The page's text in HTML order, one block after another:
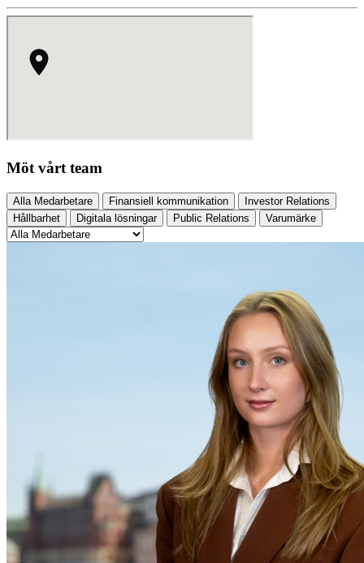
Möt vårt team
Alla Medarbetare Finansiell kommunikation
Investor Relations
Hållbarhet
Digitala lösningar Public Relations Varumärke